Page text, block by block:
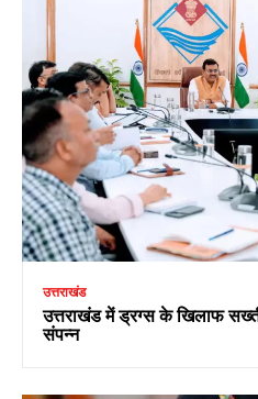
उत्तराखंड
उत्तराखंड में ड्रग्स के खिलाफ
संपन्न